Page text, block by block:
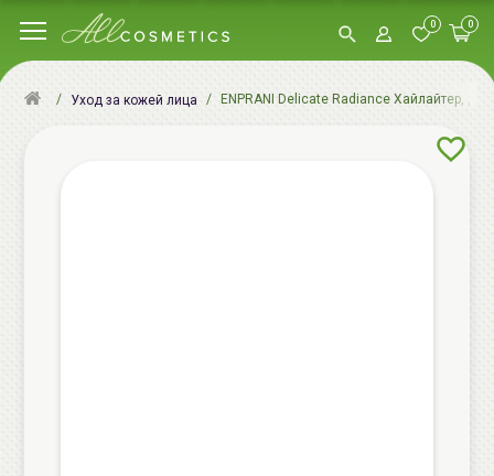
0 0
Уход за кожей лица ENPRANI Delicate Radiance Хайлайтер,